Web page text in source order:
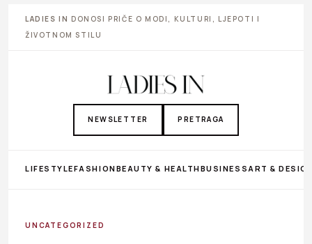
LADIES IN DONOSI PRIČE O MODI, KULTURI, LJEPOTI I
ŽIVOTNOM STILU
NEWSLETTER PRETRAGA
LIFESTYLEFASHIONBEAUTY & HEALTHBUSINESS ART &
UNCATEGORIZED